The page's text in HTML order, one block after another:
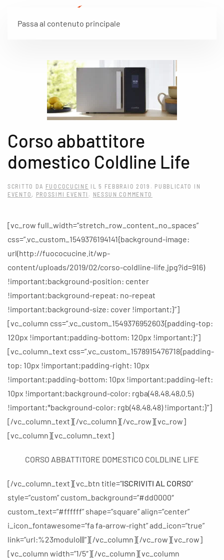
Passa al contenuto principale
Corso abbattitore
domestico Coldline Life
SCRITTO DA FUOCOCUCINE IL5 FEBBRAIO 2019 . PUBBLICATO IN
EVENTO , PROSSIMI EVENTI . NESSUN COMMENTO
COLDLINE
[vc_row full_width=”stretch_row_content_no_spaces”
css=”.vc_custom_1549376194141{background-image:
url(http://fuococucine.it/wp-
content/uploads/2019/02/corso-coldline-life.jpg?id=916)
!important;background-position: center
!important;background-repeat: no-repeat
!important;background-size: cover !important;}”]
[vc_column css=”.vc_custom_1549376952603{padding-top:
120px !important;padding-bottom: 120px !important;}”]
[vc_column_text css=”.vc_custom_1578915476718{padding-
top: 10px !important;padding-right: 10px
!important;padding-bottom: 10px !important;padding-left:
10px !important;background-color: rgba(48,48,48,0.5)
!important;*background-color: rgb(48,48,48) !important;}”]
[/vc_column_text][/vc_column][/vc_row][vc_row]
[vc_column][vc_column_text]
CORSO ABBATTITORE DOMESTICO COLDLINE LIFE
[/vc_column_text][vc_btn title=”ISCRIVITI AL CORSO”
style=”custom” custom_background=”#dd0000″
custom_text=”#ffffff” shape=”square” align=”center”
i_icon_fontawesome=”fa fa-arrow-right” add_icon=”true”
link=”url:%23modulo|||”][/vc_column][/vc_row][vc_row]
[vc_column width=”1/5″][/vc_column][vc_column